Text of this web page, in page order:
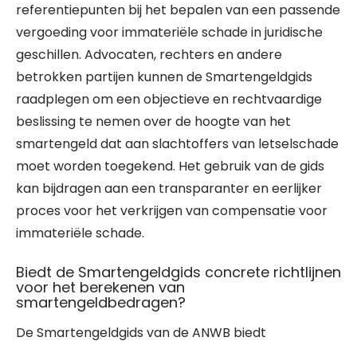
referentiepunten bij het bepalen van een passende
vergoeding voor immateriële schade in juridische
geschillen. Advocaten, rechters en andere
betrokken partijen kunnen de Smartengeldgids
raadplegen om een objectieve en rechtvaardige
beslissing te nemen over de hoogte van het
smartengeld dat aan slachtoffers van letselschade
moet worden toegekend. Het gebruik van de gids
kan bijdragen aan een transparanter en eerlijker
proces voor het verkrijgen van compensatie voor
immateriële schade.
Biedt de Smartengeldgids concrete richtlijnen
voor het berekenen van
smartengeldbedragen?
De Smartengeldgids van de ANWB biedt